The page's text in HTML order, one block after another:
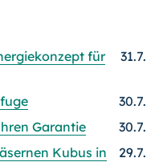
für
31.7.
30.7.
Garantie
30.7.
Kubus in
29.7.